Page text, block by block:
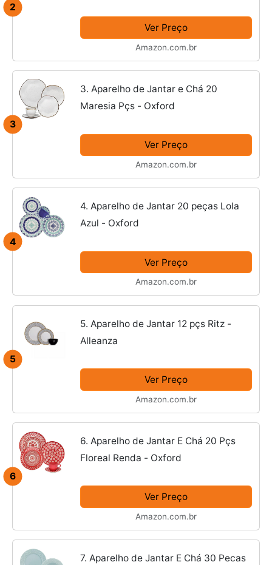
2
Ver Preço
Amazon.com.br
3
3. Aparelho de Jantar e Chá 20
Maresia Pçs - Oxford
Ver Preço
Amazon.com.br
4
4. Aparelho de Jantar 20 peças Lola
Azul - Oxford
Ver Preço
Amazon.com.br
5
5. Aparelho de Jantar 12 pçs Ritz -
Alleanza
Ver Preço
Amazon.com.br
6
6. Aparelho de Jantar E Chá 20 Pçs
Floreal Renda - Oxford
Ver Preço
Amazon.com.br
7. Aparelho de Jantar E Chá 30 Pecas